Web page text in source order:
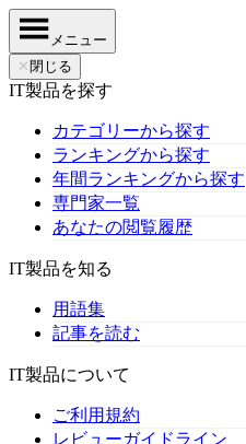
メニュー
✕ 閉じる
IT製品を探す
カテゴリーから探す
ランキングから探す
年間ランキングから探す
専門家一覧
あなたの閲覧履歴
IT製品を知る
用語集
記事を読む
IT製品について
ご利用規約
レビューガイドライン